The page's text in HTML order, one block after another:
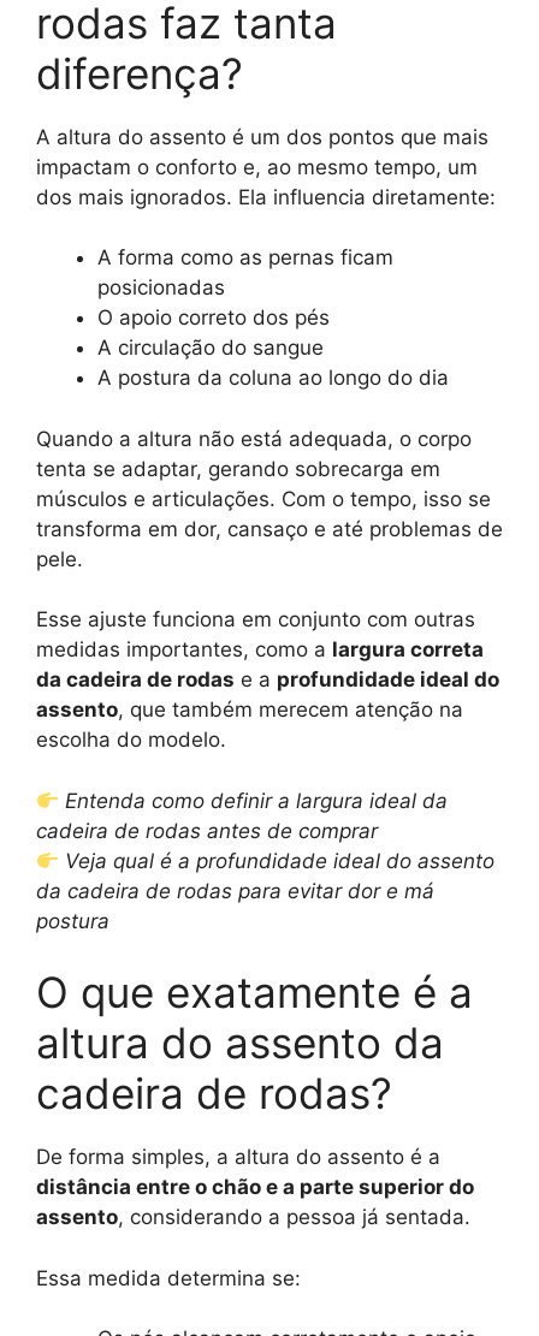
rodas faz tanta
diferença?
A altura do assento é um dos pontos que mais
impactam o conforto e, ao mesmo tempo, um
dos mais ignorados. Ela influencia diretamente:
A forma como as pernas ficam
posicionadas
O apoio correto dos pés
A circulação do sangue
A postura da coluna ao longo do dia
Quando a altura não está adequada, o corpo
tenta se adaptar, gerando sobrecarga em
músculos e articulações. Com o tempo, isso se
transforma em dor, cansaço e até problemas de
pele.
Esse ajuste funciona em conjunto com outras
medidas importantes, como a largura correta
da cadeira de rodas e a profundidade ideal do
assento, que também merecem atenção na
escolha do modelo.
Entenda como definir a largura ideal da
cadeira de rodas antes de comprar
Veja qual é a profundidade ideal do assento
da cadeira de rodas para evitar dor e má
postura
O que exatamente é a
altura do assento da
cadeira de rodas?
De forma simples, a altura do assento é a
distância entre o chão e a parte superior do
assento, considerando a pessoa já sentada.
Essa medida determina se: